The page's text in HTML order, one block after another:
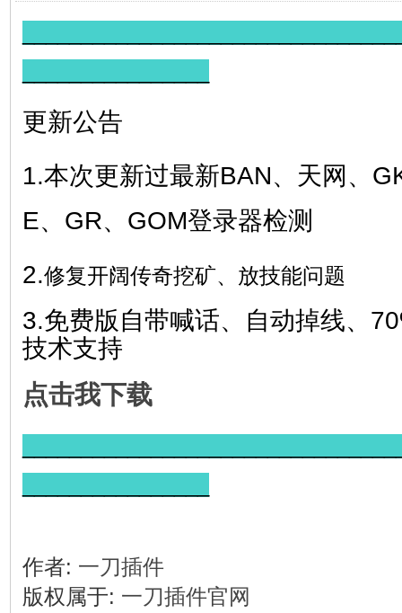
更新公告
1.本次更新过最新BAN、天网、
E、 GR、GOM登录器检测
2.修复开阔传奇挖矿、放技能问题
3.免费版自带喊话、自动掉线、
技术支持
点击我下载
作者: 一刀插件
版权属于: 一刀插件官网